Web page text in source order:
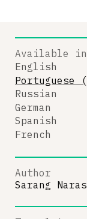
Available in
English
Portuguese
Russian
German
Spanish
French
Author
Sarang